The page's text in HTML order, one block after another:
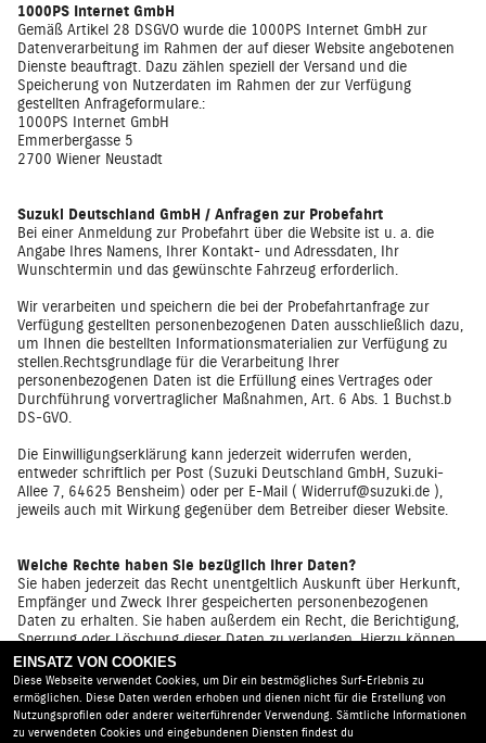
1000PS Internet GmbH
Gemäß Artikel 28 DSGVO wurde die 1000PS Internet GmbH zur
Datenverarbeitung im Rahmen der auf dieser Website angebotenen
Dienste beauftragt. Dazu zählen speziell der Versand und die
Speicherung von Nutzerdaten im Rahmen der zur Verfügung
gestellten Anfrageformulare.:
1000PS Internet GmbH
Emmerbergasse 5
2700 Wiener Neustadt
Suzuki Deutschland GmbH / Anfragen zur Probefahrt
Bei einer Anmeldung zur Probefahrt über die Website ist u. a. die
Angabe Ihres Namens, Ihrer Kontakt- und Adressdaten, Ihr
Wunschtermin und das gewünschte Fahrzeug erforderlich.
Wir verarbeiten und speichern die bei der Probefahrtanfrage zur
Verfügung gestellten personenbezogenen Daten ausschließlich dazu,
um Ihnen die bestellten Informationsmaterialien zur Verfügung zu
stellen.Rechtsgrundlage für die Verarbeitung Ihrer
personenbezogenen Daten ist die Erfüllung eines Vertrages oder
Durchführung vorvertraglicher Maßnahmen, Art. 6 Abs. 1 Buchst.b
DS-GVO.
Die Einwilligungserklärung kann jederzeit widerrufen werden,
entweder schriftlich per Post (Suzuki Deutschland GmbH, Suzuki-
Allee 7, 64625 Bensheim) oder per E-Mail ( Widerruf@suzuki.de ),
jeweils auch mit Wirkung gegenüber dem Betreiber dieser Website.
Welche Rechte haben Sie bezüglich Ihrer Daten?
Sie haben jederzeit das Recht unentgeltlich Auskunft über Herkunft,
Empfänger und Zweck Ihrer gespeicherten personenbezogenen
Daten zu erhalten. Sie haben außerdem ein Recht, die Berichtigung,
Sperrung oder Löschung dieser Daten zu verlangen. Hierzu können
Sie sich jederzeit an die folgende Adresse wenden:
uhle@gmx.deGeben Sie hierbei an ob Sie Auskunft zu den erfassten
Daten erhalten möchten oder eine Löschung beantragen möchten.
EINSATZ VON COOKIES
Diese Webseite verwendet Cookies, um Dir ein bestmögliches Surf-Erlebnis zu
ermöglichen. Diese Daten werden erhoben und dienen nicht für die Erstellung von
Nutzungsprofilen oder anderer weiterführender Verwendung. Sämtliche Informationen
zu verwendeten Cookies und eingebundenen Diensten findest du